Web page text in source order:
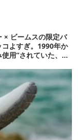
× ビームスの限定バ
コよすぎ。1990年か
使用”されていた、紫